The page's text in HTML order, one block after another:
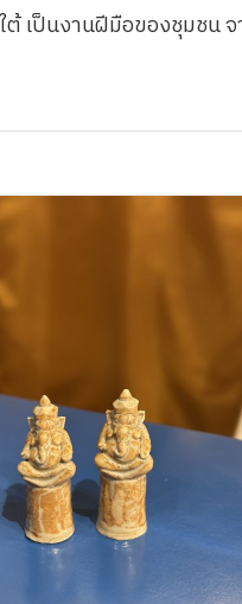
เป็นงานฝีมือของชุมช